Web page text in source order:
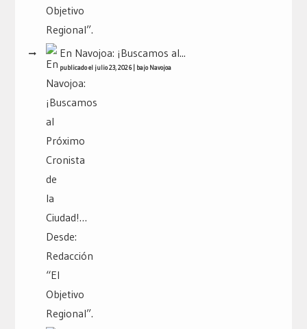
En Navojoa: ¡Buscamos al...
publicado el julio 23, 2026| bajo Navojoa